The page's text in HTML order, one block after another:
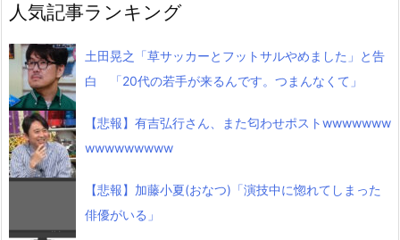
人気記事ランキング
土田晃之「草サッカーとフットサルやめました」と告
白 「20代の若手が来るんです。つまんなくて」
【悲報】有吉弘行さん、また匂わせポストwwwwwww
wwwwwwwww
【悲報】加藤小夏(おなつ)「演技中に惚れてしまった
俳優がいる」